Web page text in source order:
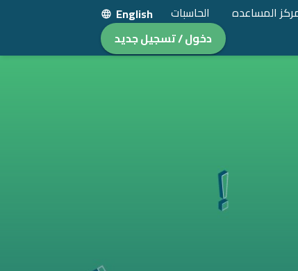
المساعده الحاسبات
English
دخول / تسجيل جديد